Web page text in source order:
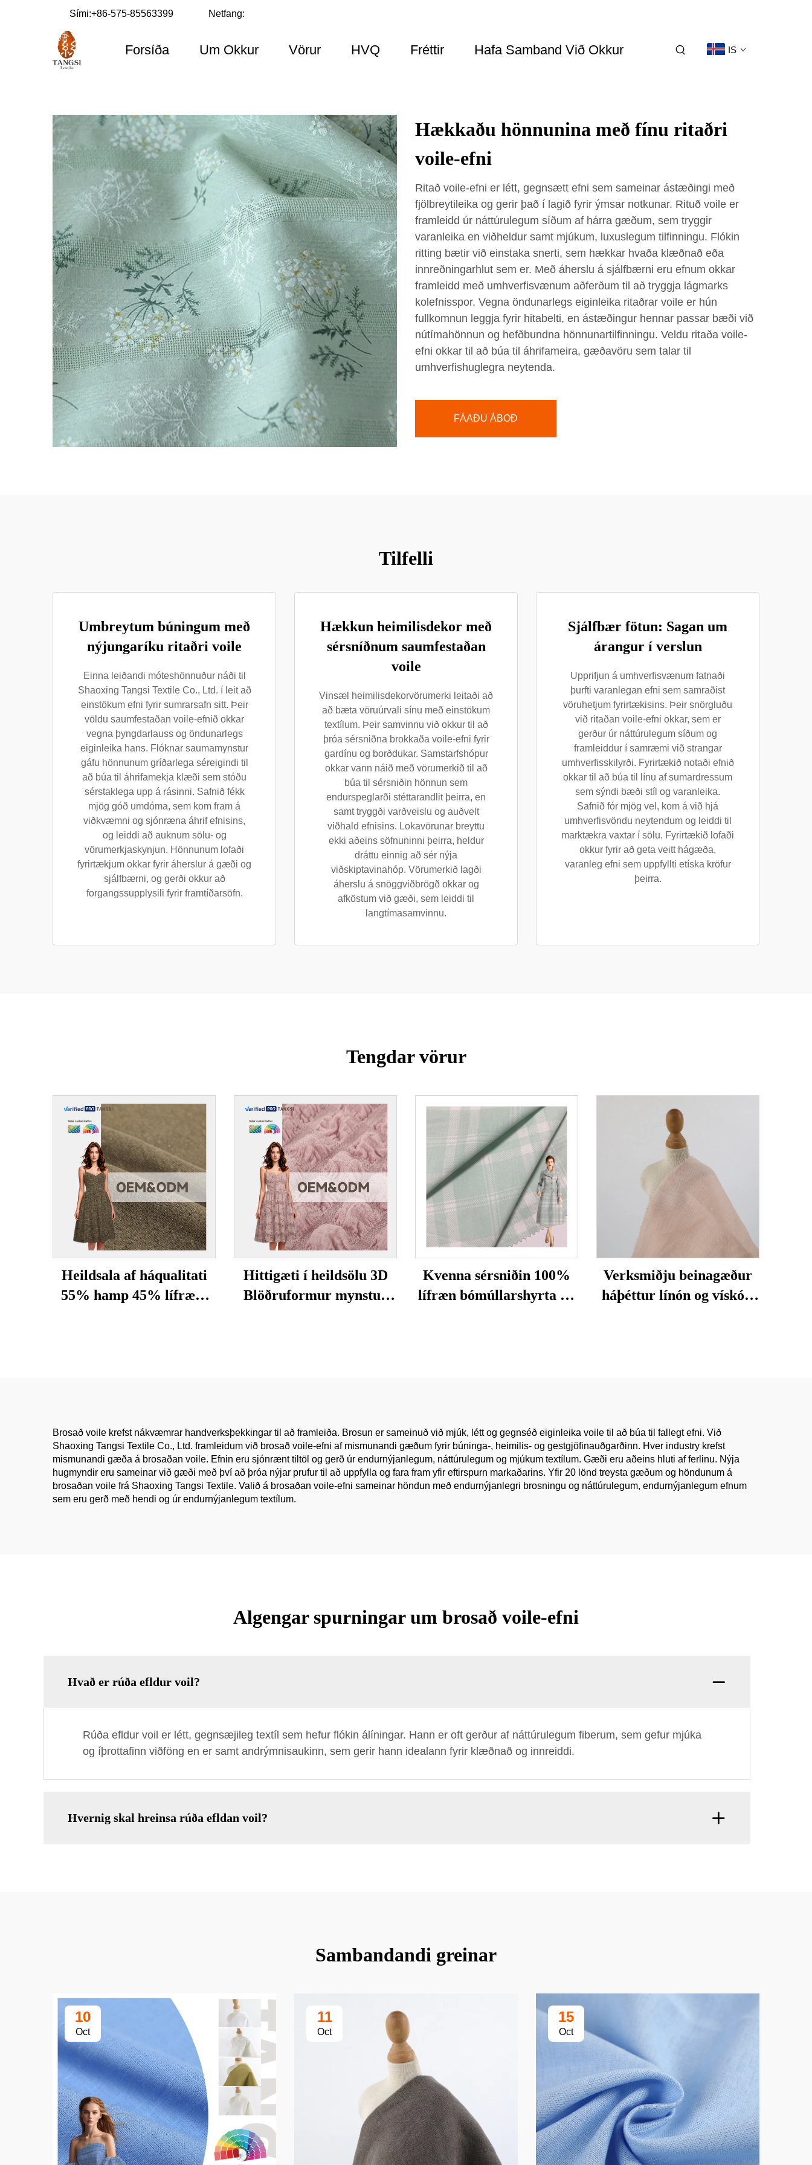
Sími:+86-575-85563399 Netfang:
Forsíða Um Okkur Vörur HVQ Fréttir Hafa Samband Við Okkur IS
Hækkaðu hönnunina með fínu ritaðri
voile-efni
Ritað voile-efni er létt, gegnsætt efni sem sameinar ástæðingi með
fjölbreytileika og gerir það í lagið fyrir ýmsar notkunar. Rituð voile er
framleidd úr náttúrulegum síðum af hárra gæðum, sem tryggir
varanleika en viðheldur samt mjúkum, luxuslegum tilfinningu. Flókin
ritting bætir við einstaka snerti, sem hækkar hvaða klæðnað eða
innreðningarhlut sem er. Með áherslu á sjálfbærni eru efnum okkar
framleidd með umhverfisvænum aðferðum til að tryggja lágmarks
kolefnisspor. Vegna öndunarlegs eiginleika ritaðrar voile er hún
fullkomnun leggja fyrir hitabelti, en ástæðingur hennar passar bæði við
nútímahönnun og hefðbundna hönnunartilfinningu. Veldu ritaða voile-
efni okkar til að búa til áhrifameira, gæðavöru sem talar til
umhverfishuglegra neytenda.
FÁAÐU ÁBOÐ
Tilfelli
Umbreytum búningum með
nýjungaríku ritaðri voile
Einna leiðandi móteshönnuður náði til
Shaoxing Tangsi Textile Co., Ltd. í leit að
einstökum efni fyrir sumrarsafn sitt. Þeir
völdu saumfestaðan voile-efnið okkar
vegna þyngdarlauss og öndunarlegs
eiginleika hans. Flóknar saumamynstur
gáfu hönnunum gríðarlega séreigindi til
að búa til áhrifamekja klæði sem stóðu
sérstaklega upp á rásinni. Safnið fékk
mjög góð umdóma, sem kom fram á
viðkvæmni og sjónræna áhrif efnisins,
og leiddi að auknum sölu- og
vörumerkjaskynjun. Hönnunum lofaði
fyrirtækjum okkar fyrir áherslur á gæði og
sjálfbærni, og gerði okkur að
forgangssupplysili fyrir framtíðarsöfn.
Hækkun heimilisdekor með
sérsníðnum saumfestaðan
voile
Vinsæl heimilisdekorvörumerki leitaði að
að bæta vöruúrvali sínu með einstökum
textílum. Þeir samvinnu við okkur til að
þróa sérsniðna brokkaða voile-efni fyrir
gardínu og borðdukar. Samstarfshópur
okkar vann náið með vörumerkið til að
búa til sérsniðin hönnun sem
endurspeglarði stéttarandlit þeirra, en
samt tryggði varðveislu og auðvelt
viðhald efnisins. Lokavörunar breyttu
ekki aðeins söfnuninni þeirra, heldur
dráttu einnig að sér nýja
viðskiptavinahóp. Vörumerkið lagði
áherslu á snöggviðbrögð okkar og
afköstum við gæði, sem leiddi til
langtímasamvinnu.
Sjálfbær fötun: Sagan um
árangur í verslun
Upprifjun á umhverfisvænum fatnaði
þurfti varanlegan efni sem samraðist
vöruhetjum fyrirtækisins. Þeir snörgluðu
við ritaðan voile-efni okkar, sem er
gerður úr náttúrulegum síðum og
framleiddur í samræmi við strangar
umhverfisskilyrði. Fyrirtækið notaði efnið
okkar til að búa til línu af sumardressum
sem sýndi bæði stíl og varanleika.
Safnið fór mjög vel, kom á við hjá
umhverfisvöndu neytendum og leiddi til
marktækra vaxtar í sölu. Fyrirtækið lofaði
okkur fyrir að geta veitt hágæða,
varanleg efni sem uppfyllti etíska kröfur
þeirra.
Tengdar vörur
Heildsala af háqualitati
55% hamp 45% lífrænt
Hittigæti í heildsölu 3D
Blöðruformur mynstur
Kvenna sérsniðin 100%
lífræn bómúllarshyrta há
Verksmiðju beinagæður
háþéttur línón og vískósi
Brosað voile krefst nákvæmrar handverksþekkingar til að framleiða. Brosun er sameinuð við mjúk, létt og gegnséð eiginleika voile til að búa til fallegt efni. Við
Shaoxing Tangsi Textile Co., Ltd. framleidum við brosað voile-efni af mismunandi gæðum fyrir búninga-, heimilis- og gestgjöfinauðgarðinn. Hver industry krefst
mismunandi gæða á brosaðan voile. Efnin eru sjónrænt tiltöl og gerð úr endurnýjanlegum, náttúrulegum og mjúkum textílum. Gæði eru aðeins hluti af ferlinu. Nýja
hugmyndir eru sameinar við gæði með því að þróa nýjar prufur til að uppfylla og fara fram yfir eftirspurn markaðarins. Yfir 20 lönd treysta gæðum og höndunum á
brosaðan voile frá Shaoxing Tangsi Textile. Valið á brosaðan voile-efni sameinar höndun með endurnýjanlegri brosningu og náttúrulegum, endurnýjanlegum efnum
sem eru gerð með hendi og úr endurnýjanlegum textílum.
Algengar spurningar um brosað voile-efni
Hvað er rúða efldur voil?
Rúða efldur voil er létt, gegnsæjileg textíl sem hefur flókin álíningar. Hann er oft gerður af náttúrulegum fiberum, sem gefur mjúka
og íþrottafinn viðföng en er samt andrýmnisaukinn, sem gerir hann idealann fyrir klæðnað og innreiddi.
Hvernig skal hreinsa rúða efldan voil?
Sambandandi greinar
10
Oct
11
Oct
15
Oct